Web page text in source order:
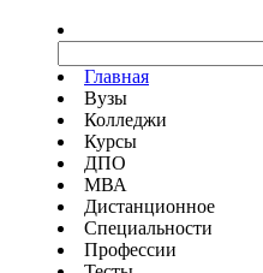
Главная
Вузы
Колледжи
Курсы
ДПО
МВА
Дистанционное
Специальности
Профессии